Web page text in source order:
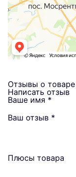
Отзывы о
Написать отзыв
Ваше имя *
Ваш отзыв *
Плюсы товара